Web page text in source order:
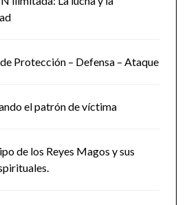
Protección – Defensa – Ataque
el patrón de víctima
de los Reyes Magos y sus